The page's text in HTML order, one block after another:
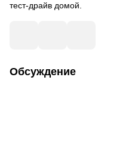
тест-драйв домой.
Обсуждение